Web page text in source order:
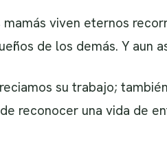
viven eternos
de los demás. Y aun
su trabajo;
reconocer una vida de